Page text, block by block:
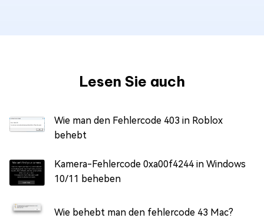
Lesen Sie auch
Wie man den Fehlercode 403 in Roblox
behebt
Kamera-Fehlercode 0xa00f4244 in Windows
10/11 beheben
Wie behebt man den fehlercode 43 Mac?